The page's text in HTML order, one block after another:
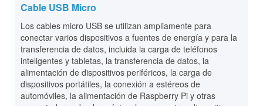
Cable USB Micro
Los cables micro USB se utilizan ampliamente para
conectar varios dispositivos a fuentes de energía y para la
transferencia de datos, incluida la carga de teléfonos
inteligentes y tabletas, la transferencia de datos, la
alimentación de dispositivos periféricos, la carga de
dispositivos portátiles, la conexión a estéreos de
automóviles, la alimentación de Raspberry Pi y otras